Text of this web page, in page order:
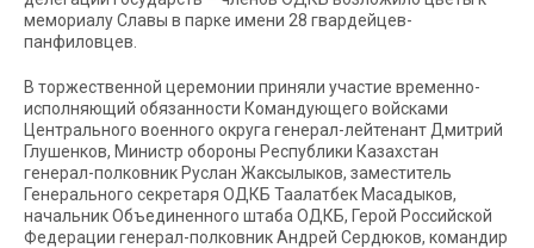
мемориалу Славы в парке имени 28 гвардейцев-
панфиловцев.
В торжественной церемонии приняли участие временно-
исполняющий обязанности Командующего войсками
Центрального военного округа генерал-лейтенант Дмитрий
Глушенков, Министр обороны Республики Казахстан
генерал-полковник Руслан Жаксылыков, заместитель
Генерального секретаря ОДКБ Таалатбек Масадыков,
начальник Объединенного штаба ОДКБ, Герой Российской
Федерации генерал-полковник Андрей Сердюков, командир